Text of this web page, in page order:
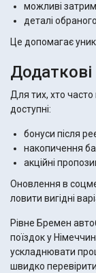
можливі
деталі обраного
Це допомагає
Для тих, хто
доступні:
бонуси після
накопичення
акційні
Оновлення в
ловити вигідні
Рівне Бремен
поїздок у
ускладнювати
швидко перевірити